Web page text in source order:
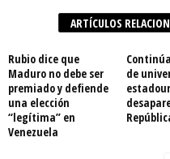
ARTÍCULOS
Rubio dice que
Maduro no debe ser
premiado y defiende
una elección
“legítima” en
Venezuela
de